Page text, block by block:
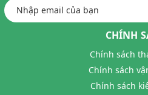
CHÍNH
Chính sách
Chính sách
Chính sách